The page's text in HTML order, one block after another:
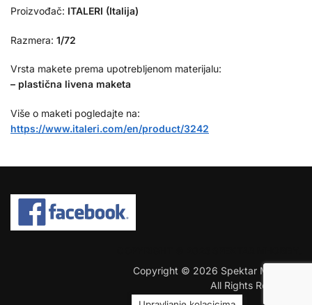
Proizvođač: ITALERI (Italija)
Razmera: 1/72
Vrsta makete prema upotrebljenom materijalu:
– plastična livena maketa
Više o maketi pogledajte na:
https://www.italeri.com/en/product/3242
Copyright © 2026 Spektar MHobby.
All Rights Reserved.